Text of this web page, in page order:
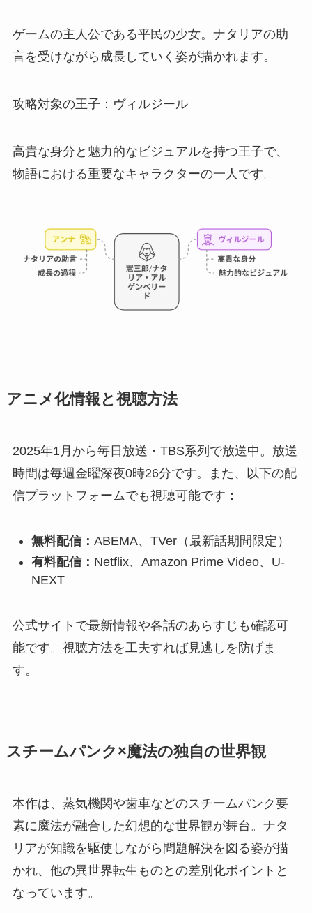
ゲームの主人公である平民の少女。ナタリアの助
言を受けながら成長していく姿が描かれます。
攻略対象の王子：ヴィルジール
高貴な身分と魅力的なビジュアルを持つ王子で、
物語における重要なキャラクターの一人です。
アニメ化情報と視聴方法
2025年1月から毎日放送・TBS系列で放送中。放送
時間は毎週金曜深夜0時26分です。また、以下の配
信プラットフォームでも視聴可能です：
無料配信： ABEMA、TVer（最新話期間限定）
有料配信： Netflix、Amazon Prime Video、U-
NEXT
公式サイトで最新情報や各話のあらすじも確認可
能です。視聴方法を工夫すれば見逃しを防げま
す。
スチームパンク×魔法の独自の世界観
本作は、蒸気機関や歯車などのスチームパンク要
素に魔法が融合した幻想的な世界観が舞台。ナタ
リアが知識を駆使しながら問題解決を図る姿が描
かれ、他の異世界転生ものとの差別化ポイントと
なっています。